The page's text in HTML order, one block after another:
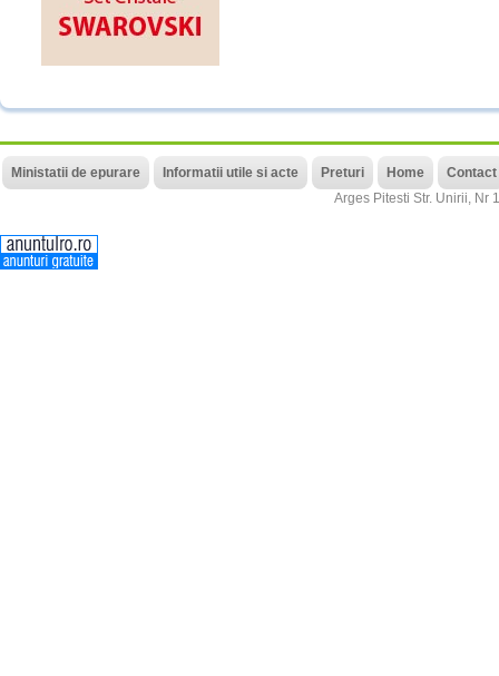
Ministatii de epurare Informatii utile si acte Preturi Home
Contact
Arges Pitesti Str. Unirii, Nr